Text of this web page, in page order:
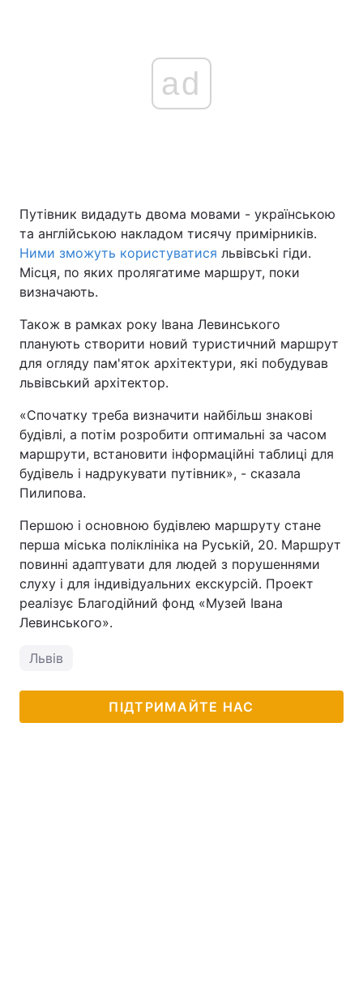
ad
Путівник видадуть двома мовами - українською
та англійською накладом тисячу примірників.
Ними зможуть користуватися львівські гіди.
Місця, по яких пролягатиме маршрут, поки
визначають.
Також в рамках року Івана Левинського
планують створити новий туристичний маршрут
для огляду пам'яток архітектури, які побудував
львівський архітектор.
«Спочатку треба визначити найбільш знакові
будівлі, а потім розробити оптимальні за часом
маршрути, встановити інформаційні таблиці для
будівель і надрукувати путівник», - сказала
Пилипова.
Першою і основною будівлею маршруту стане
перша міська поліклініка на Руській, 20. Маршрут
повинні адаптувати для людей з порушеннями
слуху і для індивідуальних екскурсій. Проект
реалізує Благодійний фонд «Музей Івана
Левинського».
Львів
ПІДТРИМАЙТЕ НАС